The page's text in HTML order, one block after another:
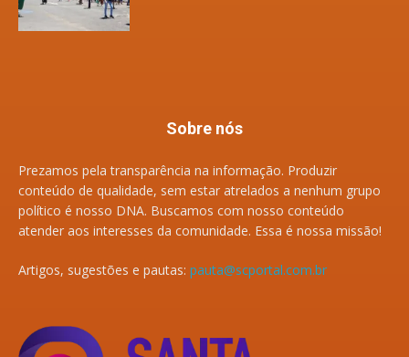
Sobre nós
Prezamos pela transparência na informação. Produzir
conteúdo de qualidade, sem estar atrelados a nenhum grupo
político é nosso DNA. Buscamos com nosso conteúdo
atender aos interesses da comunidade. Essa é nossa missão!
Artigos, sugestões e pautas: pauta@scportal.com.br